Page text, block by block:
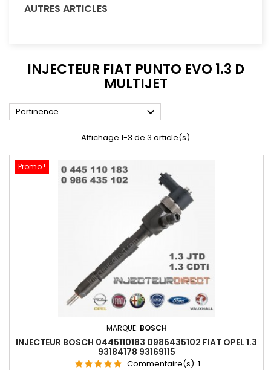
AUTRES ARTICLES
INJECTEUR FIAT PUNTO EVO 1.3 D
MULTIJET
Pertinence 
Affichage 1-3 de 3 article(s)
Promo !
MARQUE: BOSCH
INJECTEUR BOSCH 0445110183 0986435102 FIAT OPEL 1.3
93184178 93169115
Commentaire(s): 1